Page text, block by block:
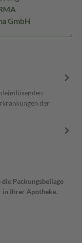
GmbH
der
Packungsbeilage
in Ihrer Apotheke.